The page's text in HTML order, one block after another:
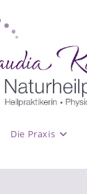
Die Praxis